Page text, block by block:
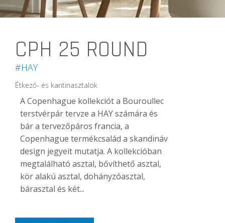
CPH 25 ROUND
#HAY
Étkező- és kantinasztalok
A Copenhague kollekciót a Bouroullec
terstvérpár tervze a HAY számára és
bár a tervezőpáros francia, a
Copenhague termékcsalád a skandináv
design jegyeit mutatja. A kollekcióban
megtalálható asztal, bővíthető asztal,
kör alakú asztal, dohányzóasztal,
bárasztal és két...